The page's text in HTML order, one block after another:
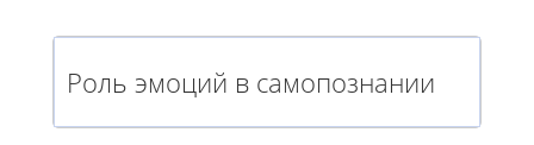
Роль эмоций в самопознании